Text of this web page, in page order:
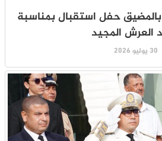
حفل استقبال بمناسبة
العرش المجيد
30 يوليو 2026